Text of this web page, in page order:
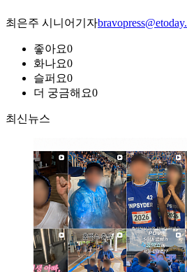
최은주 시니어기자
좋아요0
화나요0
슬퍼요0
더 궁금해요0
최신뉴스